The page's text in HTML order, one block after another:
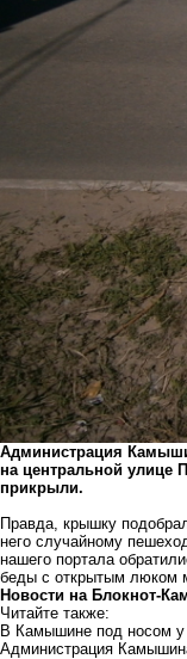
Администрация
на центральной улице
прикрыли.
Правда, крышку
него случайному
нашего портала
беды с открытым люком
Новости на Блoкнoт-
Читайте также:
В Камышине под носом у
Администрация